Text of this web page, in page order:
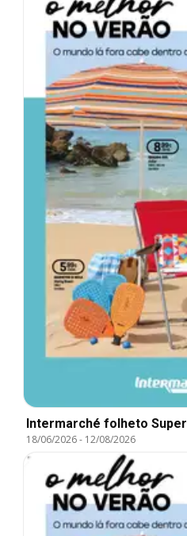
Intermarché folheto Super
18/06/2026- 12/08/2026